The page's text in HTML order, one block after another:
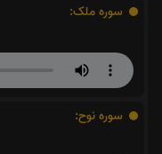
سوره ملک:
سوره نوح: